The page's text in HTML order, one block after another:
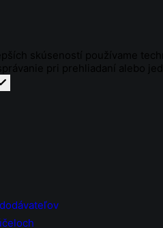
skúseností používame
pri prehliadaní alebo